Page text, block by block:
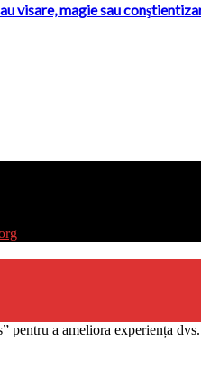
visare, magie sau
pentru a ameliora experiența